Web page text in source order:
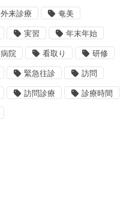
外来診療 奄美
実習 年末年始
病院 看取り 研修
緊急往診 訪問
訪問診療 診療時間